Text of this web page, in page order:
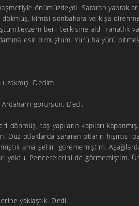
önümüzdeydi. Sararan yapraklar
dökmüş, kimisi sonbahara ve kışa
beni terkisine aldı. rahatlık
esir olmuştum. Yürü ha yürü
Dedim.
görürsün. Dedi.
dönmüş, taş yapıların kapıları
Düz otlaklarda sararan otların hışırtısı
ama şehiri görememiştim.
yoktu. Pencerelerini de görmemiştim.
yaklaştık. Dedi.